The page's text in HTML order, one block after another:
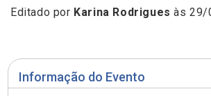
Informação do Evento
Editado por Karina Rodrigues às 29/